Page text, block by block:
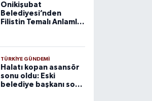
Onikişubat
Belediyesi’nden
Filistin Temalı Anlamlı
TÜRKIYE GÜNDEMI
Halatı kopan asansör
sonu oldu: Eski
belediye başkanı son